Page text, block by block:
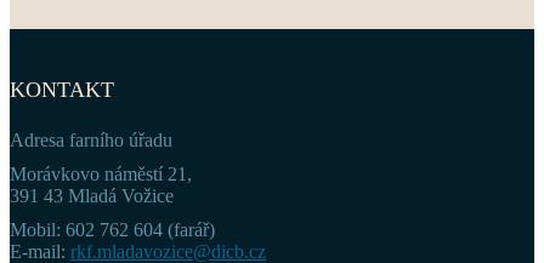
KONTAKT
Adresa farního úřadu
Morávkovo náměstí 21,
391 43 Mladá Vožice
Mobil: 602 762 604 (farář)
E-mail: rkf.mladavozice@dicb.cz